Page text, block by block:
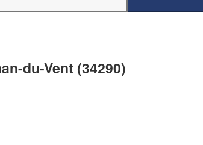
du-Vent (34290)